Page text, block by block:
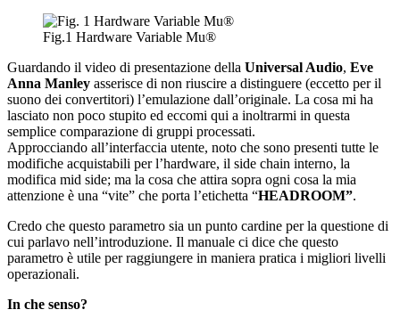
Fig.1 Hardware Variable Mu®
Guardando il video di presentazione della Universal Audio, Eve
Anna Manley asserisce di non riuscire a distinguere (eccetto per il
suono dei convertitori) l’emulazione dall’originale. La cosa mi ha
lasciato non poco stupito ed eccomi qui a inoltrarmi in questa
semplice comparazione di gruppi processati.
Approcciando all’interfaccia utente, noto che sono presenti tutte le
modifiche acquistabili per l’hardware, il side chain interno, la
modifica mid side; ma la cosa che attira sopra ogni cosa la mia
attenzione è una “vite” che porta l’etichetta “HEADROOM”.
Credo che questo parametro sia un punto cardine per la questione di
cui parlavo nell’introduzione. Il manuale ci dice che questo
parametro è utile per raggiungere in maniera pratica i migliori livelli
operazionali.
In che senso?